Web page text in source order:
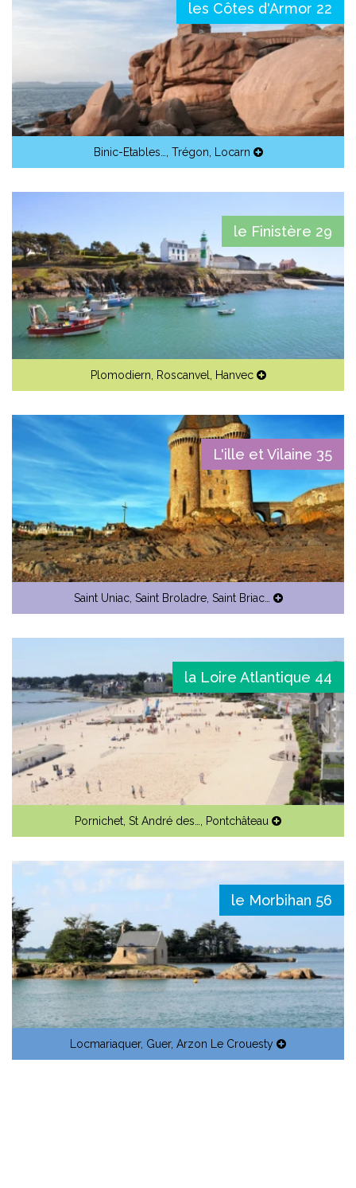
les Côtes d'Armor 22
Binic-Etables…, Trégon, Locarn
le Finistère 29
Plomodiern, Roscanvel, Hanvec
L'ille et Vilaine 35
Saint Uniac, Saint Broladre, Saint Briac…
la Loire Atlantique 44
Pornichet, St André des…, Pontchâteau
le Morbihan 56
Locmariaquer, Guer, Arzon Le Crouesty